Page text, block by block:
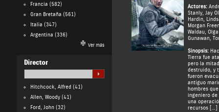
Francia (582)
Gran Bretaña (561)
Italia (347)
Argentina (336)
Ver más
Director
Hitchcock, Alfred (41)
Allen, Woody(41)
Ford, John(32)
Actores:
Stanly, Jay
Hardin,
Morgan
Waldau,
Gunawan,
Sinopsis:
Tierra fue
pero la
destruido, y
fueron
antiguo
hombres
ingeniero de
una
recursos […]